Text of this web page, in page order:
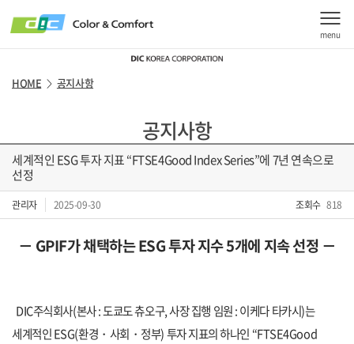
menu
HOME > 공지사항
공지사항
세계적인 ESG 투자 지표 “FTSE4Good Index Series”에 7년 연속으로
선정
관리자 2025-09-30 조회수 818
－ GPIF가 채택하는ESG투자 지수5개에 지속 선정 －
DIC주식회사(본사:도쿄도 츄오구,사장 집행 임원:이케다 타카시)는
세계적인ESG(환경 ・ 사회 ・ 정부)투자 지표의 하나인 “FTSE4Good